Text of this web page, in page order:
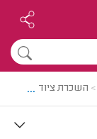
> השכרת ציוד הגברה
...